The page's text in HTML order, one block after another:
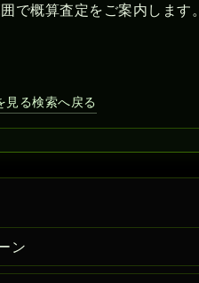
で概算査定をご案内します。
見る検索へ戻る
ン